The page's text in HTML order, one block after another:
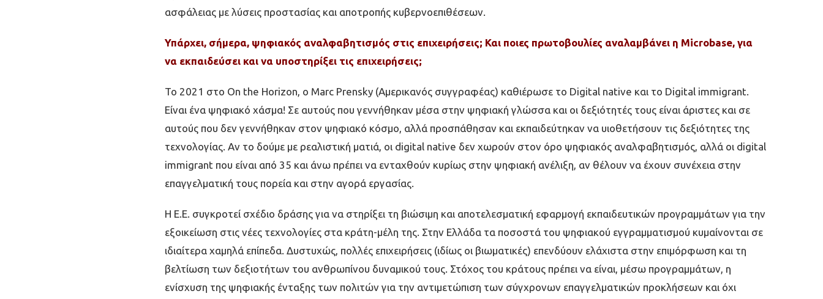
ασφάλειας µε λύσεις προστασίας και αποτροπής κυβερνοεπιθέσεων.
Υπάρχει, σήμερα, ψηφιακός αναλφαβητισμός στις επιχειρήσεις; Και ποιες πρωτοβουλίες αναλαμβάνει η Microbase, για
να εκπαιδεύσει και να υποστηρίξει τις επιχειρήσεις;
Το 2021 στο On the Horizon, o Marc Prensky (Αµερικανός συγγραφέας) καθιέρωσε το Digital native και το Digital immigrant.
Είναι ένα ψηφιακό χάσµα! Σε αυτούς που γεννήθηκαν µέσα στην ψηφιακή γλώσσα και οι δεξιότητές τους είναι άριστες και σε
αυτούς που δεν γεννήθηκαν στον ψηφιακό κόσµο, αλλά προσπάθησαν και εκπαιδεύτηκαν να υιοθετήσουν τις δεξιότητες της
τεχνολογίας. Αν το δούµε µε ρεαλιστική µατιά, οι digital native δεν χωρούν στον όρο ψηφιακός αναλφαβητισµός, αλλά οι digital
immigrant που είναι από 35 και άνω πρέπει να ενταχθούν κυρίως στην ψηφιακή ανέλιξη, αν θέλουν να έχουν συνέχεια στην
επαγγελµατική τους πορεία και στην αγορά εργασίας.
Η Ε.Ε. συγκροτεί σχέδιο δράσης για να στηρίξει τη βιώσιµη και αποτελεσµατική εφαρµογή εκπαιδευτικών προγραµµάτων για την
εξοικείωση στις νέες τεχνολογίες στα κράτη-µέλη της. Στην Ελλάδα τα ποσοστά του ψηφιακού εγγραµµατισµού κυµαίνονται σε
ιδιαίτερα χαµηλά επίπεδα. Δυστυχώς, πολλές επιχειρήσεις (ιδίως οι βιωµατικές) επενδύουν ελάχιστα στην επιµόρφωση και τη
βελτίωση των δεξιοτήτων του ανθρωπίνου δυναµικού τους. Στόχος του κράτους πρέπει να είναι, µέσω προγραµµάτων, η
ενίσχυση της ψηφιακής ένταξης των πολιτών για την αντιµετώπιση των σύγχρονων επαγγελµατικών προκλήσεων και όχι